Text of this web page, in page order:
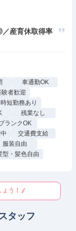
産育休取得率
車通勤OK
験者歓迎
時短勤務あり
残業なし
ランクOK
交通費支給
服装自由
型・髪色自由
う！
タッフ